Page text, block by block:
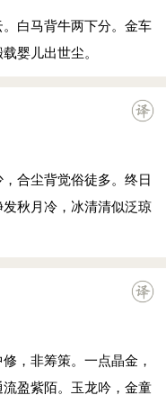
白马背牛两下分。金车
婴儿出世尘。
合尘背觉俗徒多。终日
秋月冷，冰清清似泛琼
，非筹策。一点晶金，
盈紫陌。玉龙吟，金童